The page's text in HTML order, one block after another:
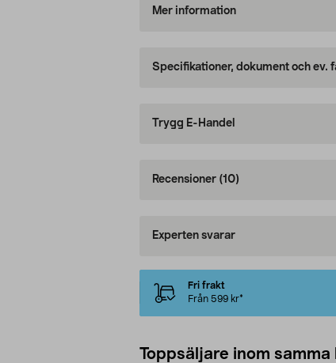
Mer information
Specifikationer, dokument och ev.
Trygg E-Handel
Recensioner (10)
Experten svarar
Fri frakt
Från 599 kr*
Toppsäljare inom